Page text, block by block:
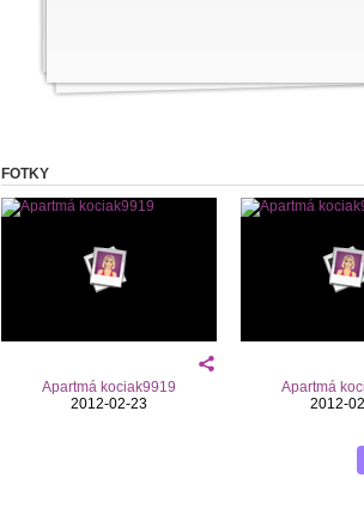
FOTKY
Apartmá kociak9919
2012-02-23
Apartmá
2012-